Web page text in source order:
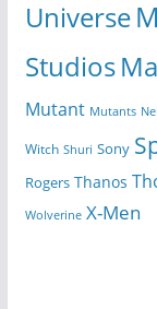
Universe
Studios
Mutant Mutants
Witch Shuri Sony
Rogers Thanos
Wolverine X-Men